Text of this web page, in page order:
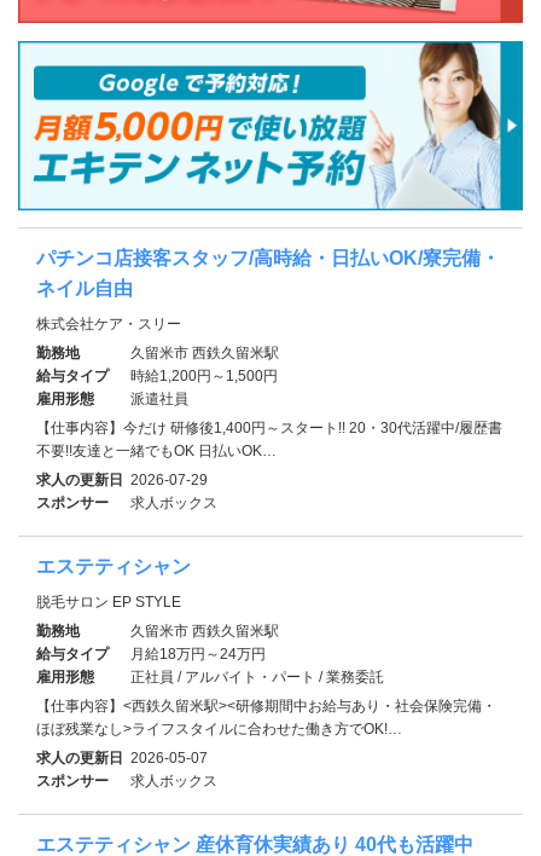
パチンコ店接客スタッフ/高時給・日払いOK/寮完備・
ネイル自由
株式会社ケア・スリー
勤務地
久留米市 西鉄久留米駅
給与タイプ
時給1,200円～1,500円
雇用形態
派遣社員
【仕事内容】今だけ 研修後1,400円～スタート!! 20・30代活躍中/履歴書
不要!!友達と一緒でもOK 日払いOK…
求人の更新日 2026-07-29
スポンサー
求人ボックス
エステティシャン
脱毛サロン EP STYLE
勤務地
久留米市 西鉄久留米駅
給与タイプ
月給18万円～24万円
雇用形態
正社員 / アルバイト・パート / 業務委託
【仕事内容】<西鉄久留米駅><研修期間中お給与あり・社会保険完備・
ほぼ残業なし>ライフスタイルに合わせた働き方でOK!…
求人の更新日 2026-05-07
スポンサー
求人ボックス
エステティシャン 産休育休実績あり 40代も活躍中